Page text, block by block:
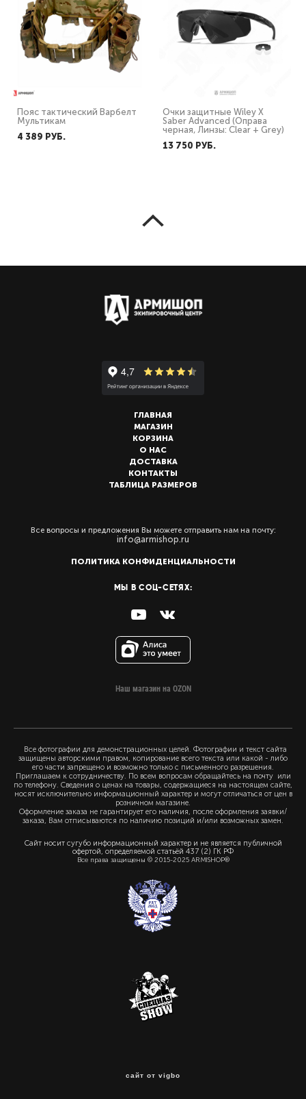
Пояс тактический Варбелт
Мультикам
4 389 PУБ.
Очки защитные Wiley X
Saber Advanced (Оправа
черная, Линзы: Clear + Grey)
13 750 PУБ.
ГЛАВНАЯ
МАГАЗИН
КОРЗИНА
О НАС
ДОСТАВКА
КОНТАКТЫ
ТАБЛИЦА РАЗМЕРОВ
Все вопросы и предложения Вы можете отправить нам на почту:
info@armishop.ru
ПОЛИТИКА КОНФИДЕНЦИАЛЬНОСТИ
МЫ В СОЦ-СЕТЯХ:
Наш магазин на OZON
Все фотографии для демонстрационных целей. Фотографии и текст сайта
защищены авторскими правом, копирование всего текста или какой - либо
его части запрещено и возможно только с письменного разрешения.
Приглашаем к сотрудничеству. По всем вопросам обращайтесь на почту или
по телефону. Сведения о ценах на товары, содержащиеся на настоящем сайте,
носят исключительно информационный характер и могут отличаться от цен в
розничном магазине.
Оформление заказа не гарантирует его наличия, после оформления заявки/
заказа, Вам отписываются по наличию позиций и/или возможных замен.
Сайт носит сугубо информационный характер и не является публичной
офертой, определяемой статьёй 437 (2) ГК РФ
Все права защищены © 2015-2025 ARMISHOP®
сайт от vigbo